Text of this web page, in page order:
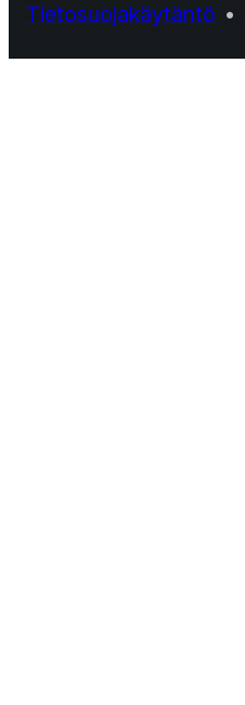
Tietosuojakäytäntö •